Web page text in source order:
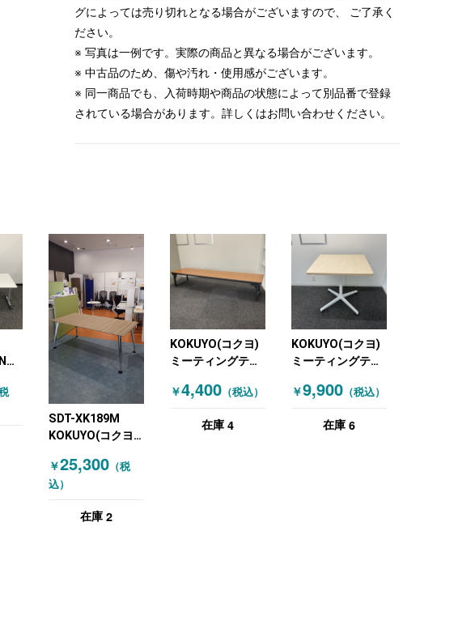
グによっては売り切れとなる場合がございますので、 ご了承く
ださい。
※ 写真は一例です。実際の商品と異なる場合がございます。
※ 中古品のため、傷や汚れ・使用感がございます。
※ 同一商品でも、入荷時期や商品の状態によって別品番で登録
されている場合があります。詳しくはお問い合わせください。
SDT-XK189M
KOKUYO(コクヨ)
ブル 木目（ブラウ
ン）
￥25,300（税
込）
在庫 2
KOKUYO(コクヨ)
ミーティングテー
（ブラウン）
￥4,400（税込）
在庫 4
KOKUYO(コクヨ)
ミーティングテー
ラル）
￥9,900（税込）
在庫 6